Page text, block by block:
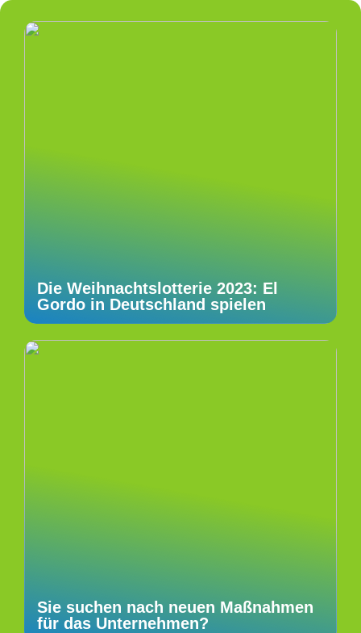
Die Weihnachtslotterie 2023: El
Gordo in Deutschland spielen
Sie suchen nach neuen Maßnahmen
für das Unternehmen?